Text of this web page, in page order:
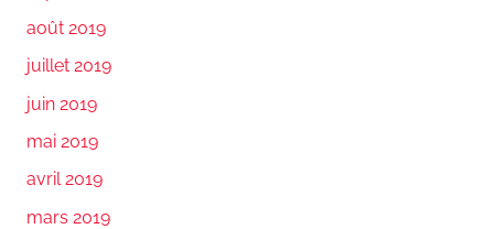
août 2019
juillet 2019
juin 2019
mai 2019
avril 2019
mars 2019